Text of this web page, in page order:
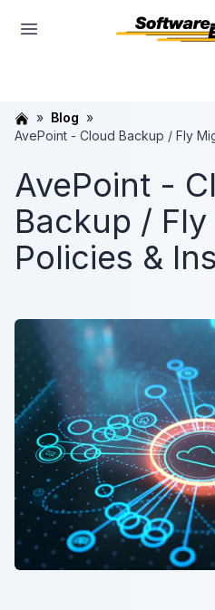
Blog
AvePoint - Cloud Backup / Fly
AvePoint -
Backup /
Policies &